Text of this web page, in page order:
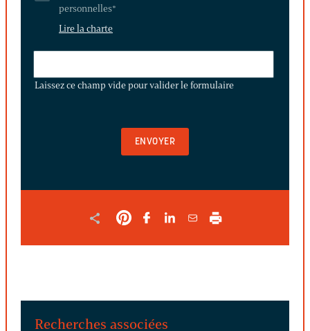
personnelles*
Lire la charte
CHAMP
Laissez ce champ vide pour valider le formulaire
Recherches associées